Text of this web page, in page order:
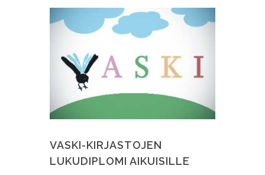
VASKI-KIRJASTOJEN
LUKUDIPLOMI AIKUISILLE